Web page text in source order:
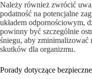
Należy również zwrócić
podatność na potencjalne
układem odpornościowym,
powinny być szczególnie
śniegu, aby zminimalizować
skutków dla organizmu.
Porady dotyczące